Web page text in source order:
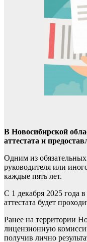
В Новосибирской
аттестата и
Одним из
руководителя или
каждые пять лет.
С 1 декабря 2025 года
аттестата будет
Ранее на территории
лицензионную
получив лично